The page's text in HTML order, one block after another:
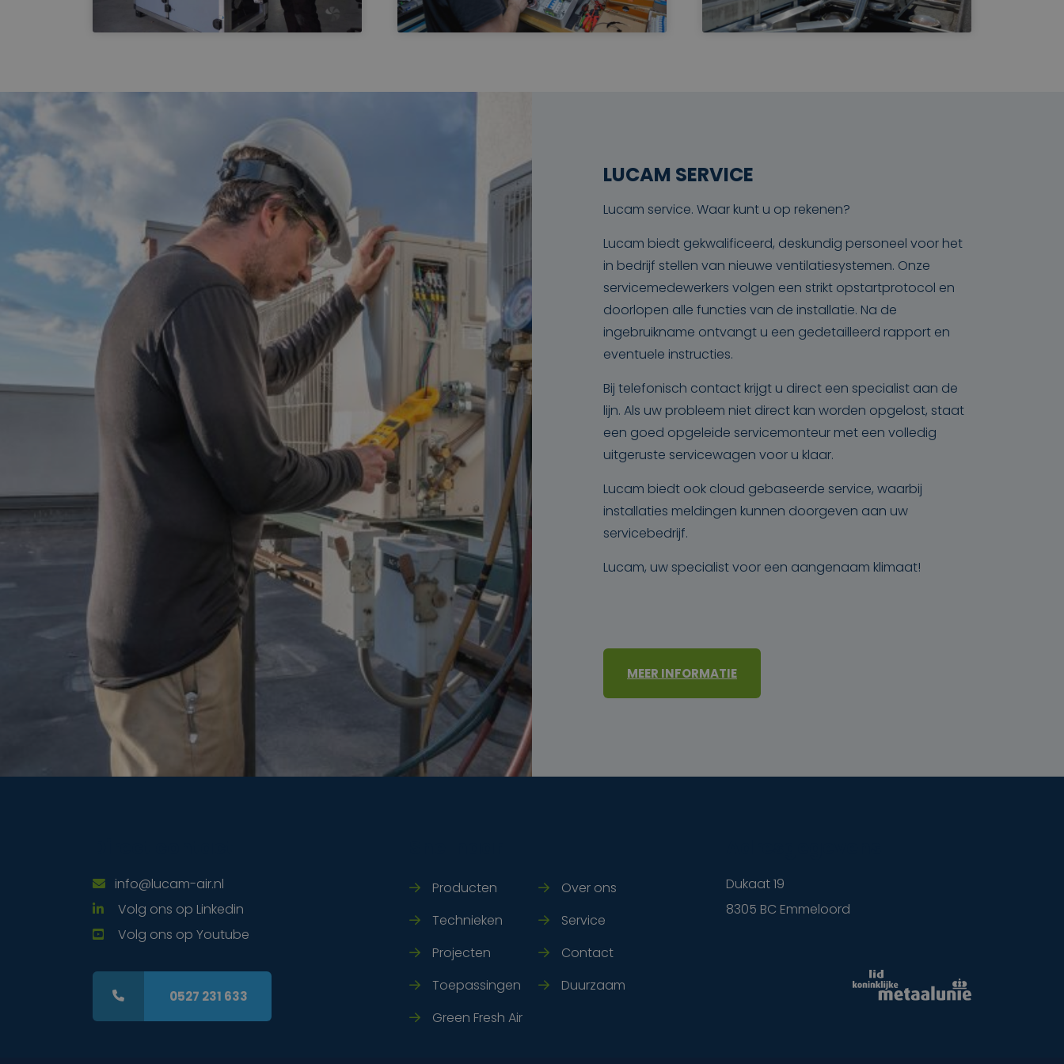
LUCAM SERVICE
Lucam service. Waar kunt u op rekenen?
Lucam biedt gekwalificeerd, deskundig personeel voor het
in bedrijf stellen van nieuwe ventilatiesystemen. Onze
servicemedewerkers volgen een strikt opstartprotocol en
doorlopen alle functies van de installatie. Na de
ingebruikname ontvangt u een gedetailleerd rapport en
eventuele instructies.
Bij telefonisch contact krijgt u direct een specialist aan de
lijn. Als uw probleem niet direct kan worden opgelost, staat
een goed opgeleide servicemonteur met een volledig
uitgeruste servicewagen voor u klaar.
Lucam biedt ook cloud gebaseerde service, waarbij
installaties meldingen kunnen doorgeven aan uw
servicebedrijf.
Lucam, uw specialist voor een aangenaam klimaat!
MEER INFORMATIE
info@lucam-air.nl
Volg ons op Linkedin
Volg ons op Youtube
0527 231 633
Producten
Technieken
Projecten
Toepassingen
Green Fresh Air
Over ons
Service
Contact
Duurzaam
Dukaat 19
8305 BC Emmeloord